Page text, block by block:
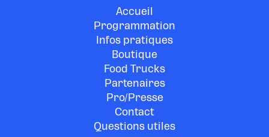
Accueil
Programmation
Infos pratiques
Boutique
Food Trucks
Partenaires
Pro/Presse
Contact
Questions utiles